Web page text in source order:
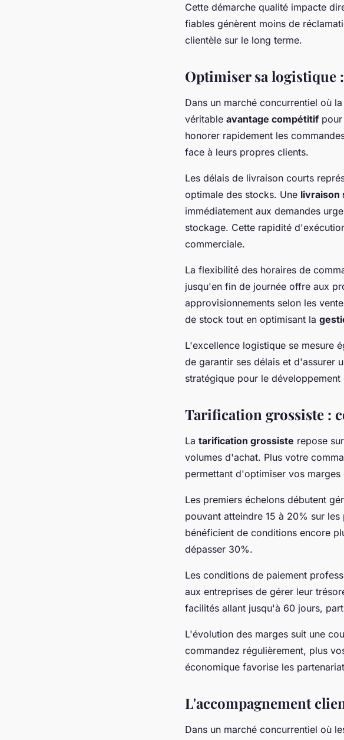
Cette démarche qualité impacte
fiables génèrent moins de
clientèle sur le long terme.
Optimiser sa logistique
Dans un marché concurrentiel où
véritable avantage compétitifpour
honorer rapidement les
face à leurs propres clients.
Les délais de livraison courts
optimale des stocks. Une livraison
immédiatement aux demandes
stockage. Cette rapidité
commerciale.
La flexibilité des horaires de
jusqu'en fin de journée offre aux
approvisionnements selon les
de stock tout en optimisant la
L'excellence logistique se mesure
de garantir ses délais et d'assurer
stratégique pour le
Tarification grossiste :
La tarification grossiste repose
volumes d'achat. Plus votre
permettant d'optimiser vos marges
Les premiers échelons débutent
pouvant atteindre 15 à 20% sur
bénéficient de conditions encore
dépasser 30%.
Les conditions de paiement
aux entreprises de gérer leur
facilités allant jusqu'à 60 jours,
L'évolution des marges suit une
commandez régulièrement, plus
économique favorise les
L'accompagnement
Dans un marché concurrentiel où